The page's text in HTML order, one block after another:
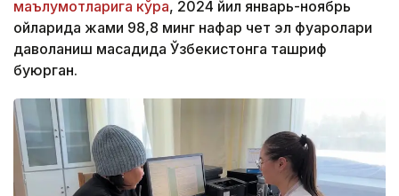
маълумотларига кўра, 2024 йил январь-ноябрь
ойларида жами 98,8 минг нафар чет эл фуқаролари
даволаниш мақсадида Ўзбекистонга ташриф
буюрган.